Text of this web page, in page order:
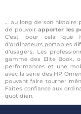
… au long de son histoire
de pouvoir apporter les
C'est pour cela que
d'ordinateurs portables
d'usagers. Les
gamme des Elite Book,
performances et une
avec la série des HP
pouvant faire tourner
Faites confiance aux
quotidien.